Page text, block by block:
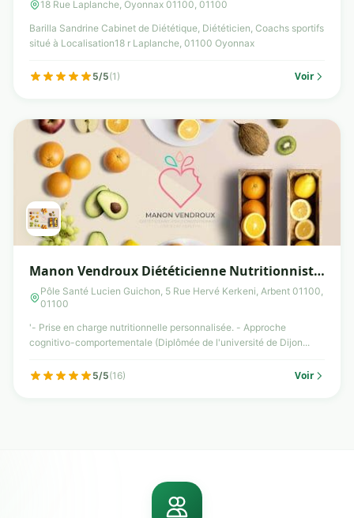
18 Rue Laplanche, Oyonnax 01100, 01100
Barilla Sandrine Cabinet de Diététique, Diététicien, Coachs sportifs
situé à Localisation18 r Laplanche, 01100 Oyonnax
5/5(1) Voir
Manon Vendroux Diététicienne Nutritionniste
Oyonnax Arbent
Pôle Santé Lucien Guichon, 5 Rue Hervé Kerkeni, Arbent 01100,
01100
'- Prise en charge nutritionnelle personnalisée. - Approche
cognitivo-comportementale (Diplômée de l'université de Dijon...
5/5(16) Voir